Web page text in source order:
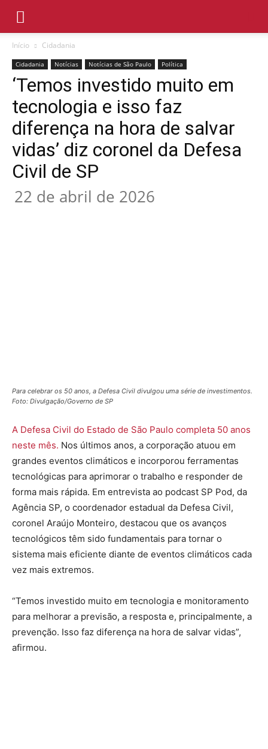
Início Cidadania
Cidadania Notícias Notícias de São Paulo Política
‘Temos investido muito em
tecnologia e isso faz
diferença na hora de salvar
vidas’ diz coronel da Defesa
Civil de SP
22 de abril de 2026
Para celebrar os 50 anos, a Defesa Civil divulgou uma série de investimentos.
Foto: Divulgação/Governo de SP
A Defesa Civil do Estado de São Paulo completa 50 anos
neste mês. Nos últimos anos, a corporação atuou em
grandes eventos climáticos e incorporou ferramentas
tecnológicas para aprimorar o trabalho e responder de
forma mais rápida. Em entrevista ao podcast SP Pod, da
Agência SP, o coordenador estadual da Defesa Civil,
coronel Araújo Monteiro, destacou que os avanços
tecnológicos têm sido fundamentais para tornar o
sistema mais eficiente diante de eventos climáticos cada
vez mais extremos.
“Temos investido muito em tecnologia e monitoramento
para melhorar a previsão, a resposta e, principalmente, a
prevenção. Isso faz diferença na hora de salvar vidas”,
afirmou.